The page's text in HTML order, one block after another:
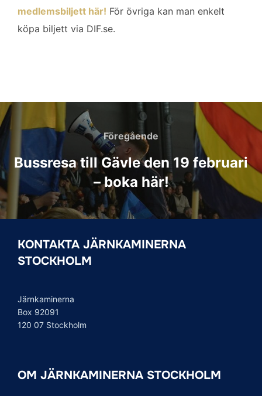
medlemsbiljett här! För övriga kan man enkelt
köpa biljett via DIF.se.
Inläggsnavigering
Föregående
Föregående
Bussresa till Gävle den 19 februari
– boka här!
KONTAKTA JÄRNKAMINERNA
STOCKHOLM
Järnkaminerna
Box 92091
120 07 Stockholm
OM JÄRNKAMINERNA STOCKHOLM